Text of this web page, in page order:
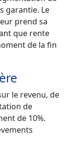
garantie. Le
prend sa
que rente
de la fin
le revenu, de
de
de 10%.